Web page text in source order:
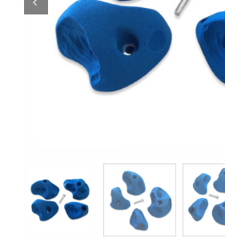
OFFERTE
CHI SIAMO
IL MIO CONTO
CARRITO